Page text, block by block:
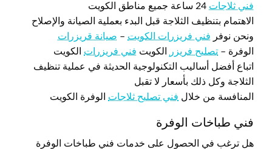
فني ثلاجات
الاهتمام بتنظيف الثلاجة قبل البدء بعملية الصيانة والإصلاح
ونحن نوفر فني فريزرات الكويت – صيانة قريزرات
الوفرة – تصليح فريزر الكويت فني فريزرات الكويت
اتباع أفضل أساليب التكنولوجية الحديثة في عملية تنظيف
الثلاجة وكل ذلك بأسعار لا تقبل
المنافسة من خلال فني تصليح ثلاجات الوفرة الكويت
فني طباخات الوفرة
هل ترغب في الحصول على خدمات فني طباخات الوفرة